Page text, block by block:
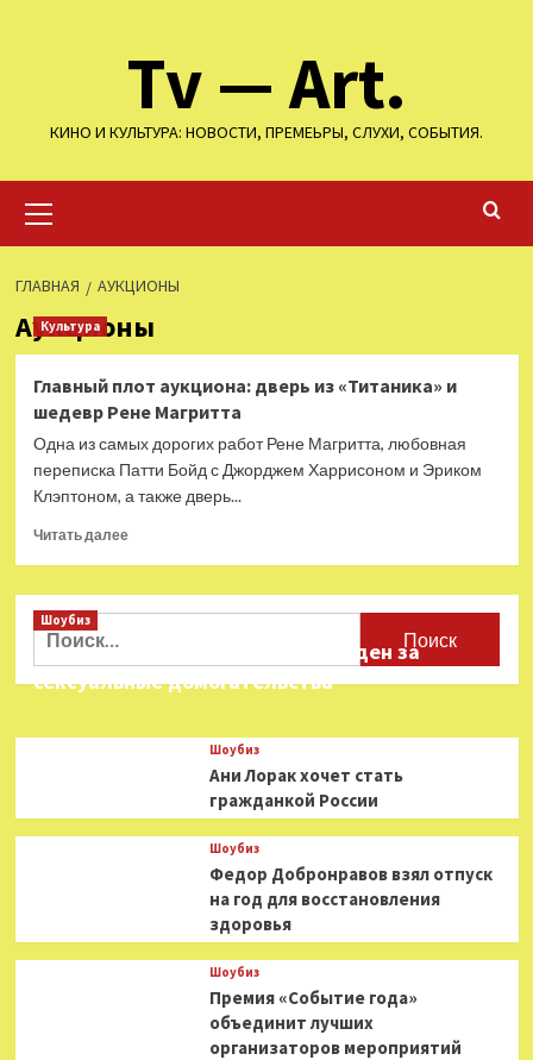
Tv — Art.
КИНО И КУЛЬТУРА: НОВОСТИ, ПРЕМЕЬРЫ, СЛУХИ, СОБЫТИЯ.
меню
ГЛАВНАЯ АУКЦИОНЫ
Аукционы
Культура
Главный плот аукциона: дверь из «Титаника» и
шедевр Рене Магритта
Одна из самых дорогих работ Рене Магритта, любовная
переписка Патти Бойд с Джорджем Харрисоном и Эриком
Клэптоном, а также дверь...
Читать далееПрочитать
Главный
дверь
из
и
Найти:
Шоубиз
Звезда «Игры в кальмара» осужден за
сексуальные домогательства
Шоубиз
Ани Лорак хочет стать
гражданкой России
Шоубиз
Федор Добронравов взял отпуск
на год для восстановления
здоровья
Шоубиз
Премия «Событие года»
объединит лучших
организаторов мероприятий